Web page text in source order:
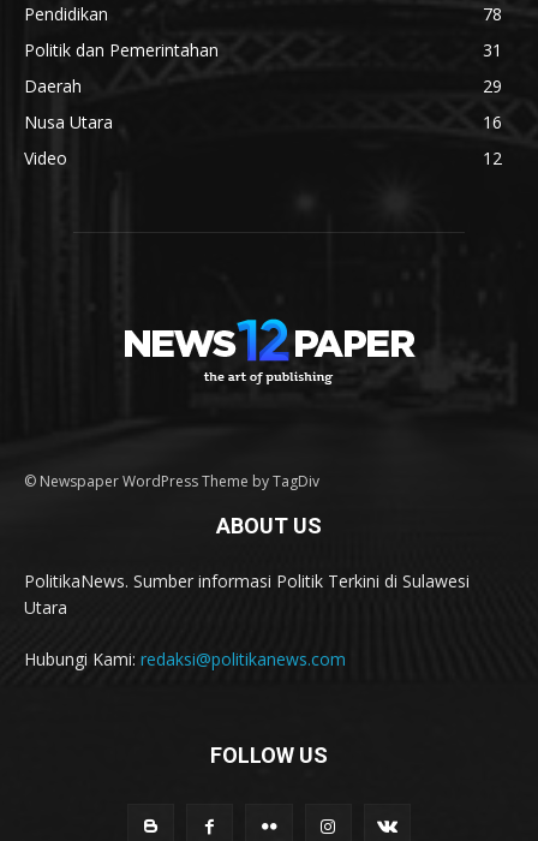
Pendidikan
78
Politik dan Pemerintahan
31
Daerah
29
Nusa Utara
16
Video
12
© Newspaper WordPress Theme by TagDiv
ABOUT US
PolitikaNews. Sumber informasi Politik Terkini di Sulawesi
Utara
Hubungi Kami: redaksi@politikanews.com
FOLLOW US